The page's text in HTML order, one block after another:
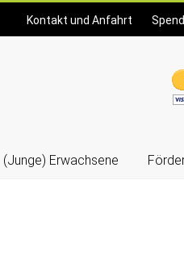
Kontakt und Anfahrt
(Junge) Erwachsene